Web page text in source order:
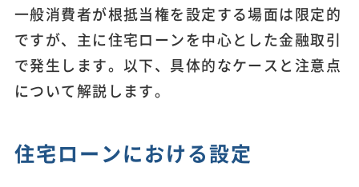
一般消費者が根抵当権を設定する場面は限定的
ですが、主に住宅ローンを中心とした金融取引
で発生します。以下、具体的なケースと注意点
について解説します。
住宅ローンにおける設定